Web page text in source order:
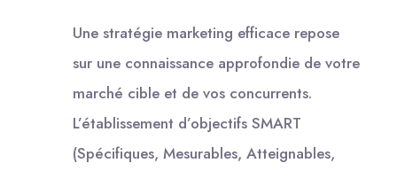
Une stratégie marketing efficace repose
sur une connaissance approfondie de votre
marché cible et de vos concurrents.
L’établissement d’objectifs SMART
(Spécifiques, Mesurables, Atteignables,